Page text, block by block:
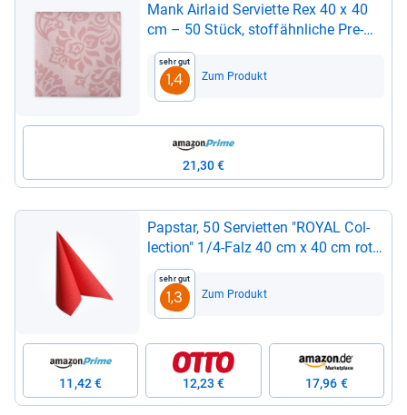
Mank Air­laid Ser­vi­ette Rex 40 x 40
cm – 50 Stück, stof­f­ähn­li­che Pre­
mium Ein­weg Ser­vi­et­ten, weich &
reiß­fest, extra saug­stark, Hoch­zeit
Orna­ment in Trend­far­ben (Rosé)
Sehr gut
1,4 Zum Produkt
21,30 €
Papstar, 50 Ser­vi­et­ten "ROYAL Col­
lec­tion" 1/4-​Falz 40 cm x 40 cm rot
"Casali", #84879
Sehr gut
1,3 Zum Produkt
11,42 € 12,23 € 17,96 €